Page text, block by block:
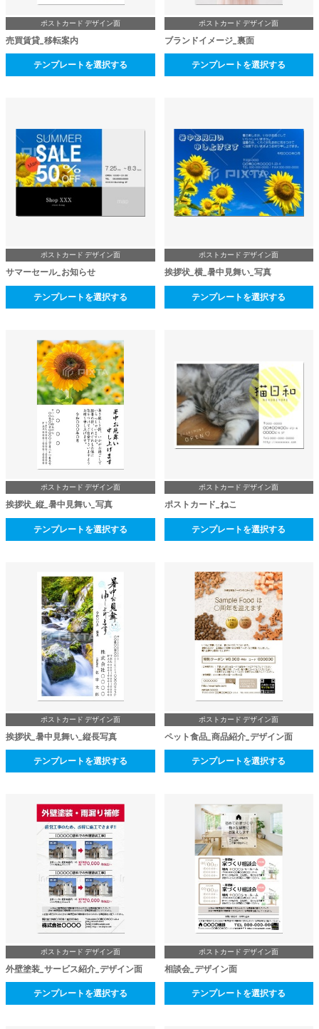
ポストカード デザイン面
売買賃貸_移転案内
テンプレートを選択する
ポストカード デザイン面
ブランドイメージ_裏面
テンプレートを選択する
ポストカード デザイン面
サマーセール_お知らせ
テンプレートを選択する
ポストカード デザイン面
挨拶状_横_暑中見舞い_写真
テンプレートを選択する
ポストカード デザイン面
挨拶状_縦_暑中見舞い_写真
テンプレートを選択する
ポストカード デザイン面
ポストカード_ねこ
テンプレートを選択する
ポストカード デザイン面
挨拶状_暑中見舞い_縦長写真
テンプレートを選択する
ポストカード デザイン面
ペット食品_商品紹介_デザイン面
テンプレートを選択する
ポストカード デザイン面
外壁塗装_サービス紹介_デザイン面
テンプレートを選択する
ポストカード デザイン面
相談会_デザイン面
テンプレートを選択する